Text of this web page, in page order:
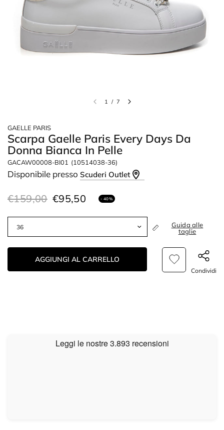
1 / 7
GAELLE PARIS
Scarpa Gaelle Paris Every Days Da
Donna Bianca In Pelle
GACAW00008-BI01 (10514038-36)
Disponibile pressoScuderi Outlet
€159,00 €95,50 - 40%
Guida alle
taglie
AGGIUNGI AL CARRELLO
Condividi